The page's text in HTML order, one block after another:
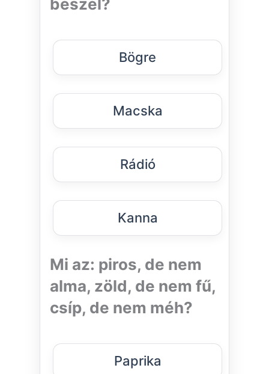
Bögre
Macska
Rádió
Kanna
Mi az: piros, de nem
alma, zöld, de nem fű,
csíp, de nem méh?
Paprika